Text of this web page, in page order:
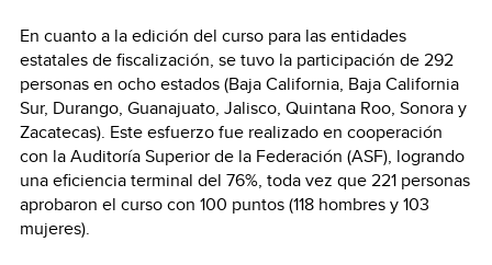
En cuanto a la edición del curso para las entidades
estatales de fiscalización, se tuvo la participación de 292
personas en ocho estados (Baja California, Baja California
Sur, Durango, Guanajuato, Jalisco, Quintana Roo, Sonora y
Zacatecas). Este esfuerzo fue realizado en cooperación
con la Auditoría Superior de la Federación (ASF), logrando
una eficiencia terminal del 76%, toda vez que 221 personas
aprobaron el curso con 100 puntos (118 hombres y 103
mujeres).